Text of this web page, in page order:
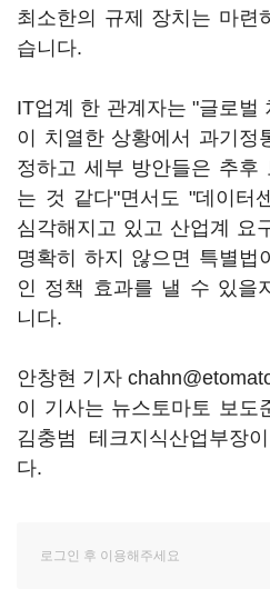
최소한의 규제 장치는 마련
습니다.
IT업계 한 관계자는 "글로벌
이 치열한 상황에서 과기정
정하고 세부 방안들은 추후
는 것 같다"면서도 "데이터
심각해지고 있고 산업계 요
명확히 하지 않으면 특별법
인 정책 효과를 낼 수 있을
니다.
안창현 기자
이 기사는 뉴스토마토 보도
김충범 테크지식산업부장
다.